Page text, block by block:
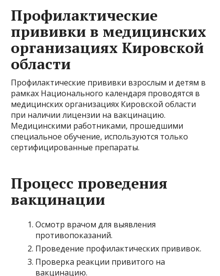
Профилактические
прививки в медицинских
организациях Кировской
области
Профилактические прививки взрослым и детям в
рамках Национального календаря проводятся в
медицинских организациях Кировской области
при наличии лицензии на вакцинацию.
Медицинскими работниками, прошедшими
специальное обучение, используются только
сертифицированные препараты.
Процесс проведения
вакцинации
Осмотр врачом для выявления
противопоказаний.
Проведение профилактических прививок.
Проверка реакции привитого на
вакцинацию.